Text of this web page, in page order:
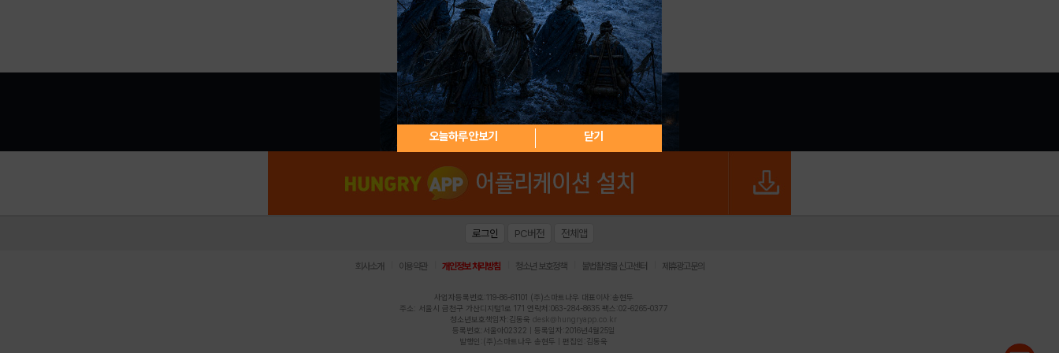
아이디 / 비밀번호 찾기 회원가입
오늘하루 안보기 닫기
로그인 PC버전 전체앱
회사소개 이용약관 개인정보 처리방침 청소년 보호정책 불법촬영물 신고센터 제휴광고문의
사업자등록번호:119-86-61101 (주)스마트나우 대표이사:송현두
주소: 서울시 금천구 가산디지털1로 171 연락처:063-284-8635 팩스:02-6265-0377
청소년보호책임자:김동욱 desk@hungryapp.co.kr
등록번호:서울아02322 | 등록일자:2016년4월25일
발행인:(주)스마트나우 송현두 | 편집인:김동욱